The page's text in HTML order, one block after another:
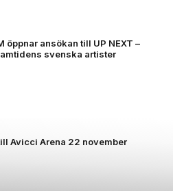
öppnar ansökan till UP NEXT –
svenska artister
Avicci Arena 22 november